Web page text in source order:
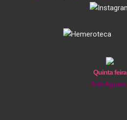
Quinta feira
6 de Agosto